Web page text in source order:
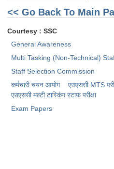
<< Go Back To Main
Courtesy : SSC
General Awareness
Multi Tasking (Non-Technical)
Staff Selection Commission
कर्मचारी चयन आयोग
एसएससी MTS
एसएससी ​मल्टी टास्किंग स्टाफ परीक्षा
Exam Papers